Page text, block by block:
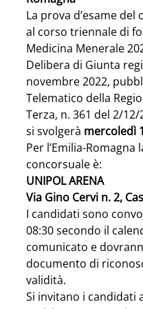
La prova d’esame
al corso triennale di
Medicina Menerale
Delibera di Giunta
novembre 2022,
Telematico della
Terza, n. 361 del 2/12/
si svolgerà mercoledì
Per l’Emilia-Romagna
concorsuale è:
UNIPOL ARENA
Via Gino Cervi n. 2,
I candidati sono
08:30 secondo il
comunicato e
documento di
validità.
Si invitano i candidati